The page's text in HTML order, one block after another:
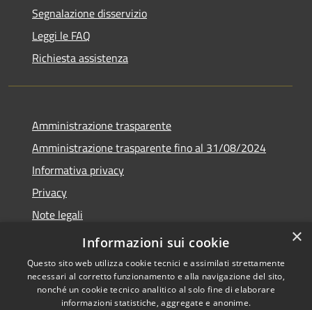
Segnalazione disservizio
Leggi le FAQ
Richiesta assistenza
Amministrazione trasparente
Amministrazione trasparente fino al 31/08/2024
Informativa privacy
Privacy
Note legali
Dichiarazione di accessibilità
Copyright © 2026 • Comune di
×
Informazioni sui cookie
Questo sito web utilizza cookie tecnici e assimilati strettamente
necessari al corretto funzionamento e alla navigazione del sito,
nonché un cookie tecnico analitico al solo fine di elaborare
informazioni statistiche, aggregate e anonime.